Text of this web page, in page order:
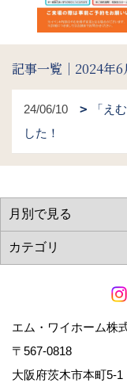
記事一覧｜2024年6
24/06/10
「え
した！
エム・ワイホーム株
〒567-0818
大阪府茨木市本町5-